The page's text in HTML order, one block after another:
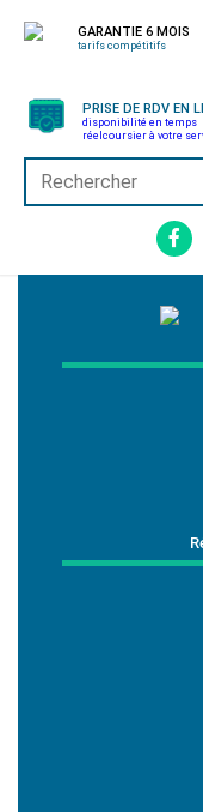
GARANTIE 6 MOIS
tarifs compétitifs
PRISE DE RDV EN
disponibilité en temps
réelcoursier à votre